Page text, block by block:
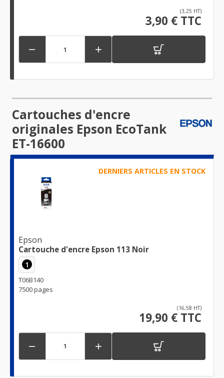
(3,25 HT)
3,90 € TTC
 
Cartouches d'encre
originales Epson EcoTank
ET-16600
DERNIERS ARTICLES EN STOCK
Epson
Cartouche d'encre Epson 113 Noir
1
T06B140
7500 pages
(16,58 HT)
19,90 € TTC
 